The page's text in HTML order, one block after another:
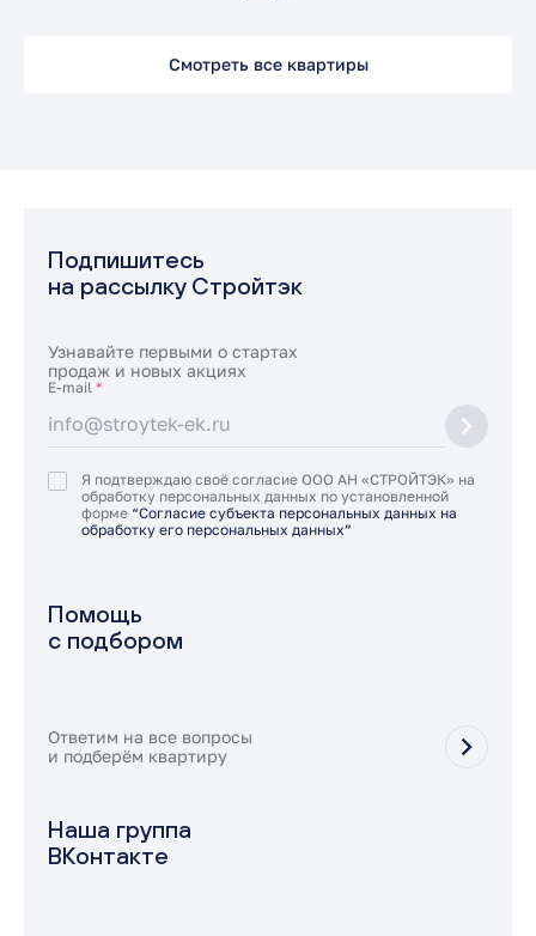
Смотреть все квартиры
Подпишитесь
на рассылку Стройтэк
Узнавайте первыми о стартах
продаж и новых акциях
E-mail *
Я подтверждаю своё согласие ООО АН «СТРОЙТЭК» на
обработку персональных данных по установленной
форме “Согласие субъекта персональных данных на
обработку его персональных данных”
Помощь
с подбором
Ответим на все вопросы
и подберём квартиру
Наша группа
ВКонтакте